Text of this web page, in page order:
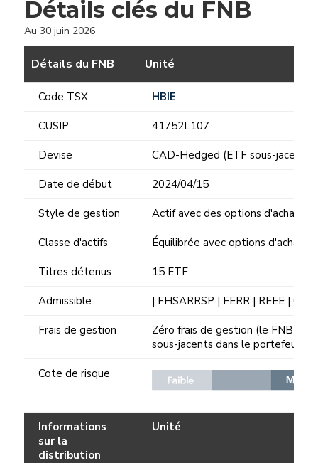
Détails clés du FNB
Au 30 juin 2026
Détails du FNB Unité
Code TSX HBIE
CUSIP 41752L107
Devise CAD-Hedged (ETF sous-jacents
Date de début 2024/04/15
Style de gestion Actif avec des options d'achat
Classe d'actifs Équilibrée avec options d'achat
Titres détenus 15 ETF
Admissible | FHSARRSP | FERR | REEE | CELI
Frais de gestion
Zéro frais de gestion (le FNB est
sous-jacents dans le portefeuille)
Cote de risque
Informations
sur la
distribution
Unité